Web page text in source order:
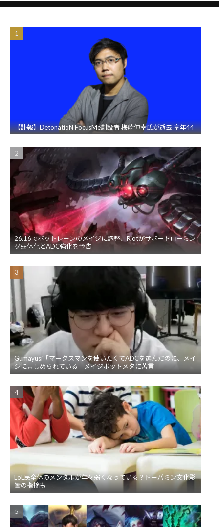
【訃報】DetonatioN FocusMe創設者 梅崎伸幸氏が逝去 享年44
26.16でボットレーンのメイジに調整、Riotがサポートローミン
グ弱体化とADC強化を予告
Gumayusi「マークスマンを使いたくてADCを選んだのに、メイ
ジに苦しめられている」メイジボットメタに苦言
LoL民全体のメンタルが年々弱くなっている？ドーパミン文化影
響の指摘も